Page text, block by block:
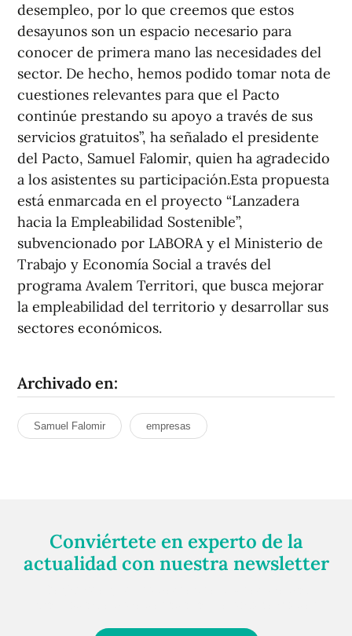
desempleo, por lo que creemos que estos
desayunos son un espacio necesario para
conocer de primera mano las necesidades del
sector. De hecho, hemos podido tomar nota de
cuestiones relevantes para que el Pacto
continúe prestando su apoyo a través de sus
servicios gratuitos”, ha señalado el presidente
del Pacto, Samuel Falomir, quien ha agradecido
a los asistentes su participación.Esta propuesta
está enmarcada en el proyecto “Lanzadera
hacia la Empleabilidad Sostenible”,
subvencionado por LABORA y el Ministerio de
Trabajo y Economía Social a través del
programa Avalem Territori, que busca mejorar
la empleabilidad del territorio y desarrollar sus
sectores económicos.
Archivado en:
Samuel Falomir empresas
Conviértete en experto de la
actualidad con nuestra newsletter